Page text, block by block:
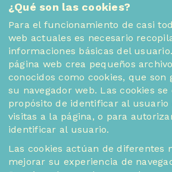
¿Qué son las cookies?
Para el funcionamiento de casi
web actuales es necesario
informaciones básicas del
página web crea pequeños
conocidos como cookies, que son
su navegador web. Las cookies
propósito de identificar al usuario
visitas a la página, o para
identificar al usuario.
Las cookies actúan de diferentes
mejorar su experiencia de